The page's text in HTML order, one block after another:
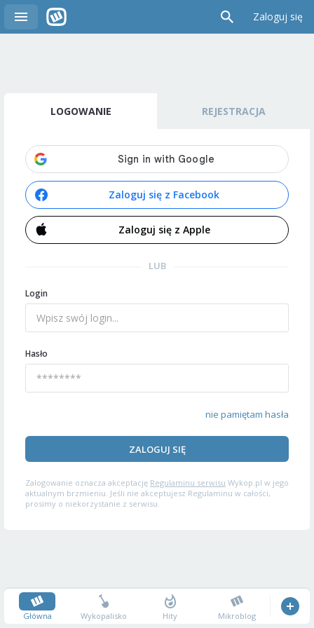
Zaloguj się
LOGOWANIE REJESTRACJA
Zaloguj się z Facebook
Zaloguj się z Apple
LUB
Login
Hasło
nie pamiętam hasła
ZALOGUJ SIĘ
Zalogowanie oznacza akceptację Regulaminu serwisu Wykop.pl w jego
aktualnym brzmieniu. Jeśli nie akceptujesz Regulaminu w całości,
prosimy o niekorzystanie z serwisu.
Główna Wykopalisko Hity Mikroblog